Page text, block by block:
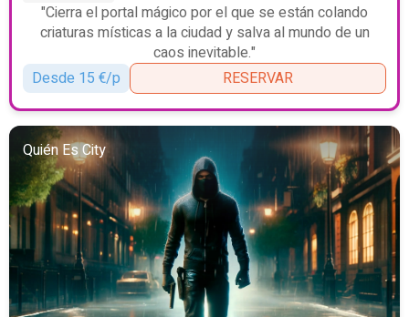
"Cierra el portal mágico por el que se están colando
criaturas místicas a la ciudad y salva al mundo de un
caos inevitable."
Desde 15 €/p
RESERVAR
Quién Es City